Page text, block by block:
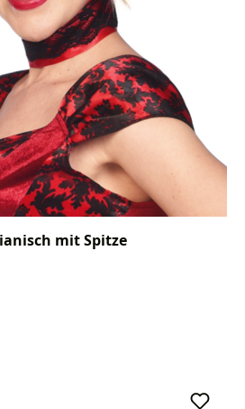
mit Spitze